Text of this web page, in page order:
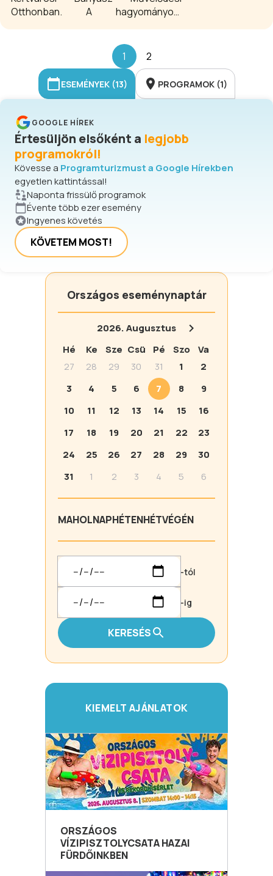
Otthonban. A hagyományos,
társaságokat, munkahelyi
közösségeket. A rendezvény
ingyenes!
1 2
ESEMÉNYEK (13) PROGRAMOK (1)
GOOGLE HÍREK
Értesüljön elsőként a legjobb
programokról!
Kövesse a Programturizmust a Google Hírekben
egyetlen kattintással!
Naponta frissülő programok
Évente több ezer esemény
Ingyenes követés
KÖVETEM MOST!
Országos eseménynaptár
2026.Augusztus
Hé
Ke Sze Csü Pé Szo
Va
27
28 29 30 31 1
2
3
4 5 6 7 8
9
10
11 12 13 14 15
16
17
18 19 20 21 22
23
24
25 26 27 28 29
30
31
1 2 3 4 5 6
MAHOLNAPHÉTENHÉTVÉGÉN
-tól
-ig
KERESÉS
KIEMELT AJÁNLATOK
ORSZÁGOS
VÍZIPISZTOLYCSATA HAZAI
FÜRDŐINKBEN